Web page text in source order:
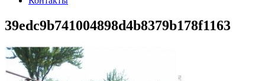
39edc9b741004898d4b8379b178f1163